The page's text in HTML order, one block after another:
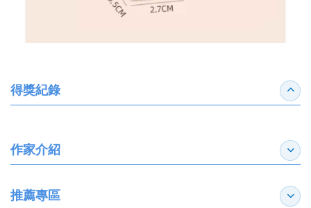
得獎紀錄 收合
作家介紹 展開
推薦專區 展開